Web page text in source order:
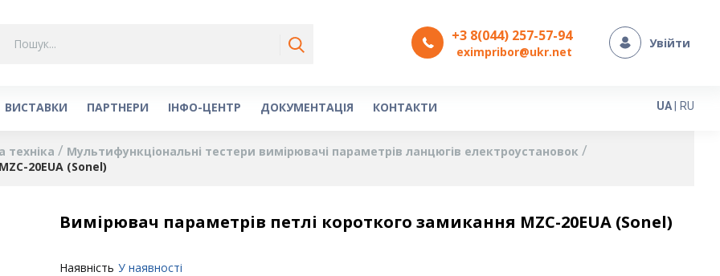
Увійти
+3 8(044) 257-57-94
eximpribor@ukr.net
ВИСТАВКИ ПАРТНЕРИ ІНФО-ЦЕНТР ДОКУМЕНТАЦІЯ КОНТАКТИ Мова
UA RU
техніка
Мультифункціональні тестери вимірювачі параметрів ланцюгів електроустановок
20EUA (Sonel)
Вимірювач параметрів петлі короткого замикання MZC-20EUA (Sonel)
Наявність У наявності